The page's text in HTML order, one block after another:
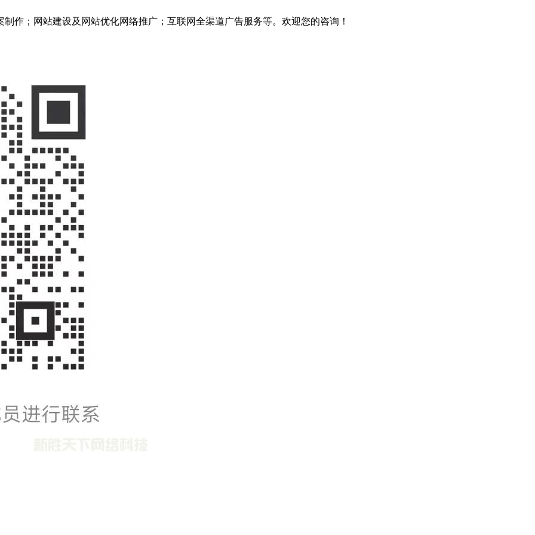
作；网站建设及网站优化网络推广；互联网全渠道广告服务等。欢迎您的咨询！